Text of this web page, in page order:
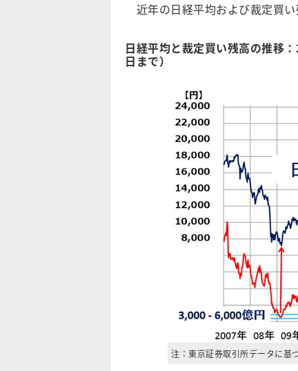
近年の日経平均および裁定買い
日経平均と裁定買い残高の推移
日まで）
注：東京証券取引所データに基